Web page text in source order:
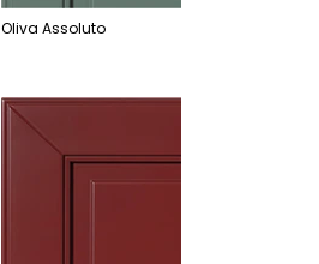
Oliva Assoluto